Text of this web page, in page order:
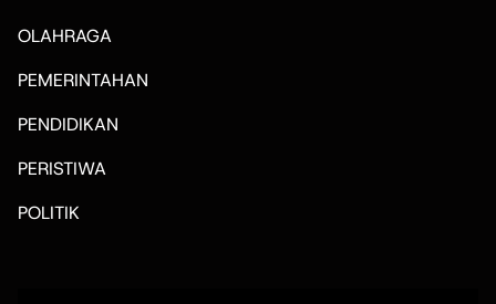
OLAHRAGA
PEMERINTAHAN
PENDIDIKAN
PERISTIWA
POLITIK